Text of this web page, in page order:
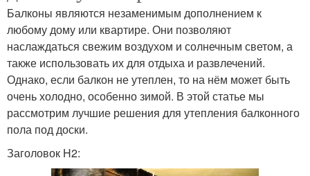
Балконы являются незаменимым дополнением к
любому дому или квартире. Они позволяют
наслаждаться свежим воздухом и солнечным светом, а
также использовать их для отдыха и развлечений.
Однако, если балкон не утеплен, то на нём может быть
очень холодно, особенно зимой. В этой статье мы
рассмотрим лучшие решения для утепления балконного
пола под доски.
Заголовок H2: